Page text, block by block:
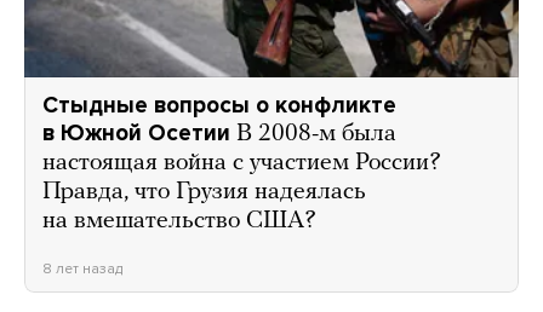
Стыдные вопросы о конфликте
в Южной Осетии В 2008-м была
настоящая война с участием России?
Правда, что Грузия надеялась
на вмешательство США?
8 лет назад